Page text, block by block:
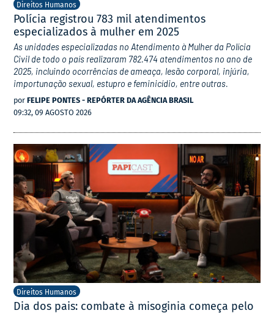
Direitos Humanos
Polícia registrou 783 mil atendimentos
especializados à mulher em 2025
As unidades especializadas no Atendimento à Mulher da Polícia
Civil de todo o país realizaram 782.474 atendimentos no ano de
2025, incluindo ocorrências de ameaça, lesão corporal, injúria,
importunação sexual, estupro e feminicídio, entre outras.
por FELIPE PONTES - REPÓRTER DA AGÊNCIA BRASIL
09:32, 09 AGOSTO 2026
Direitos Humanos
Dia dos pais: combate à misoginia começa pelo